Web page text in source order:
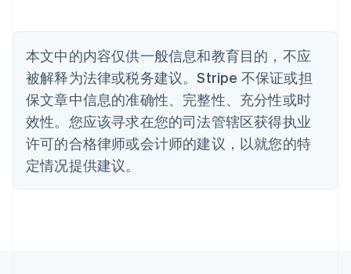
本文中的内容仅供一般信息和教育目的，不应
被解释为法律或税务建议。Stripe 不保证或担
保文章中信息的准确性、完整性、充分性或时
效性。您应该寻求在您的司法管辖区获得执业
许可的合格律师或会计师的建议，以就您的特
定情况提供建议。
English
丹麦
English
德国
DeutschEnglish
法国
FrançaisEnglish
芬兰
EnglishSvenska